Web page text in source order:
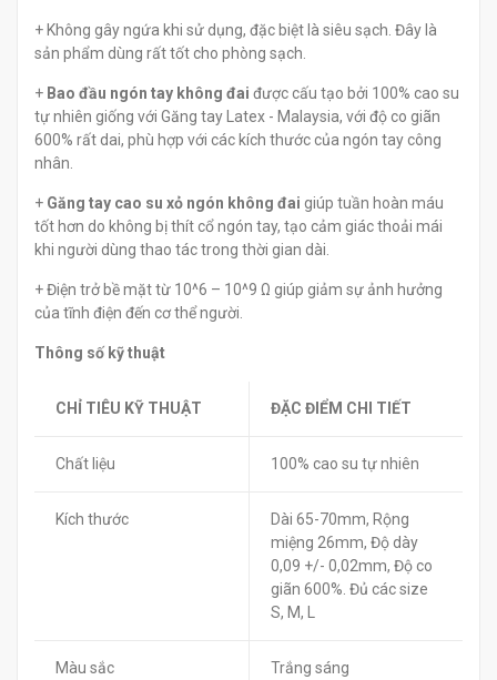
+ Không gây ngứa khi sử dụng, đặc biệt là siêu sạch. Đây là
sản phẩm dùng rất tốt cho phòng sạch.
+ Bao đầu ngón tay không đai được cấu tạo bởi 100% cao su
tự nhiên giống với Găng tay Latex - Malaysia, với độ co giãn
600% rất dai, phù hợp với các kích thước của ngón tay công
nhân.
+ Găng tay cao su xỏ ngón không đai giúp tuần hoàn máu
tốt hơn do không bị thít cổ ngón tay, tạo cảm giác thoải mái
khi người dùng thao tác trong thời gian dài.
+ Điện trở bề mặt từ 10^6 – 10^9 Ω giúp giảm sự ảnh hưởng
của tĩnh điện đến cơ thể người.
Thông số kỹ thuật
CHỈ TIÊU KỸ THUẬT ĐẶC ĐIỂM CHI TIẾT
Chất liệu 100% cao su tự nhiên
Kích thước
Dài 65-70mm, Rộng
miệng 26mm, Độ dày
0,09 +/- 0,02mm, Độ co
giãn 600%. Đủ các size
S, M, L
Màu sắc Trắng sáng